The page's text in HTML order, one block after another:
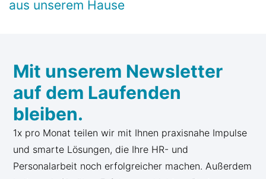
aus unserem Hause
Mit unserem Newsletter
auf dem Laufenden
bleiben.
1x pro Monat teilen wir mit Ihnen praxisnahe Impulse
und smarte Lösungen, die Ihre HR- und
Personalarbeit noch erfolgreicher machen. Außerdem